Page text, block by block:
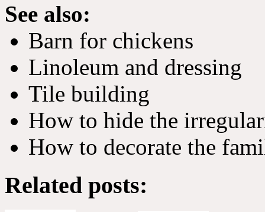
See also:
Barn for chickens
Linoleum and dressing
Tile building
How to hide the
How to decorate the
Related posts: